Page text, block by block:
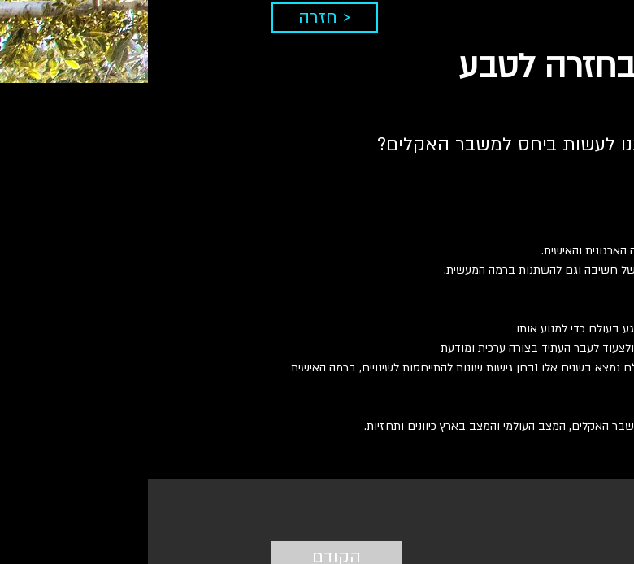
חזרה >
בחזרה לטבע
לעשות ביחס למשבר האקלים?
והאישית.
חשיבה וגם להשתנות ברמה המעשית.
בעולם כדי למנוע אותו
ולצעוד לעבר העתיד בצורה ערכית ומודעת
נמצא בשנים אלו נבחן גישות שונות להתייחסות לשינויים, ברמה האישית
האקלים, המצב העולמי והמצב בארץ כיוונים ותחזיות.
הקודם